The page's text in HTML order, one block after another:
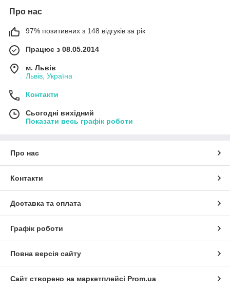
Про нас
97% позитивних з 148 відгуків за рік
Працює з 08.05.2014
м. Львів
Львів, Україна
Контакти
Сьогодні вихідний
Показати весь графік роботи
Про нас
Контакти
Доставка та оплата
Графік роботи
Повна версія сайту
Сайт створено на маркетплейсі Prom.ua